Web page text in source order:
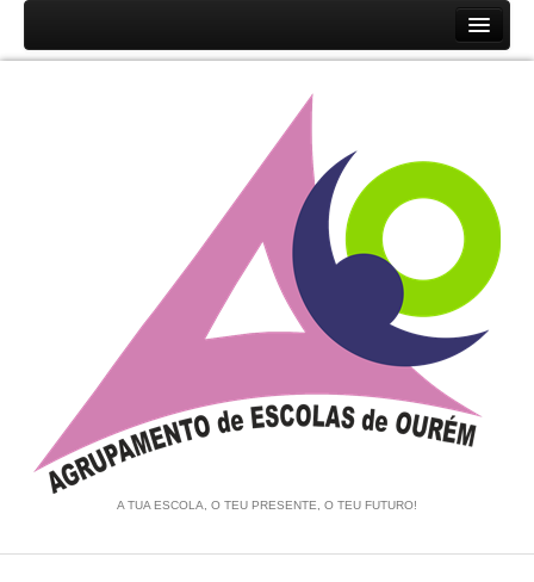
Unidades Orgânicas
Documentos
Associação de Pais e EE
Equipa de Autoavaliação
Notícias
A TUA ESCOLA, O TEU PRESENTE, O TEU FUTURO!